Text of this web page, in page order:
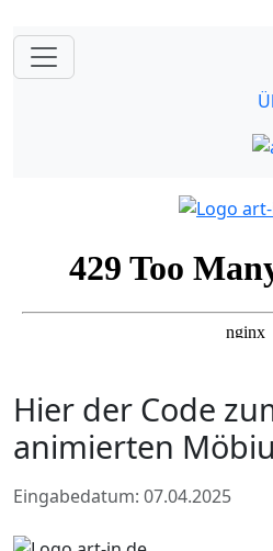
Hier der Code
animierten
Eingabedatum: 07.04.2025